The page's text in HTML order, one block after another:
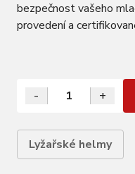
bezpečnost vašeho
provedení a
Intuitivní seřízení
samo jednou rukou.
- +
Lyžařské helmy